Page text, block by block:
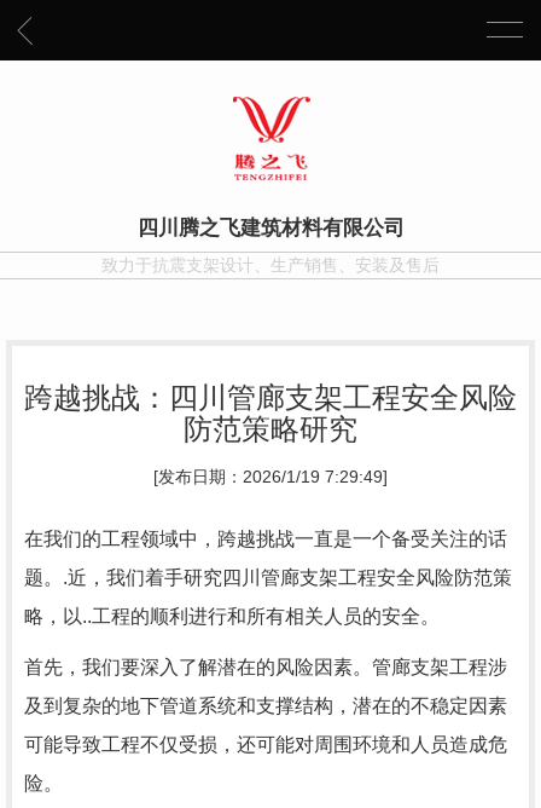
四川腾之飞建筑材料有限公司
致力于抗震支架设计、生产销售、安装及售后
跨越挑战：四川管廊支架工程安全风险
防范策略研究
[发布日期：2026/1/19 7:29:49]
在我们的工程领域中，跨越挑战一直是一个备受关注的话
题。.近，我们着手研究四川管廊支架工程安全风险防范策
略，以..工程的顺利进行和所有相关人员的安全。
首先，我们要深入了解潜在的风险因素。管廊支架工程涉
及到复杂的地下管道系统和支撑结构，潜在的不稳定因素
可能导致工程不仅受损，还可能对周围环境和人员造成危
险。